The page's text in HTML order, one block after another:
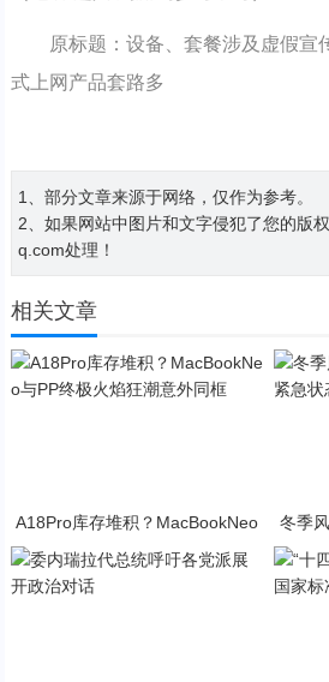
原标题：设备、套餐涉及虚假
式上网产品套路多
1、部分文章来源于网络，仅作为参考。
2、如果网站中图片和文字侵犯了您的版
q.com处理！
相关文章
A18Pro库存堆积？MacBookNeo
与PP终极火焰狂潮意外同框
冬季